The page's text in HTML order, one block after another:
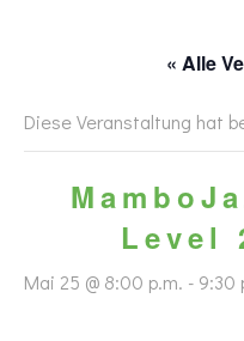
« Alle
Diese Veranstaltung hat
Level
Mai 25 @ 8:00 p.m. - 9:30